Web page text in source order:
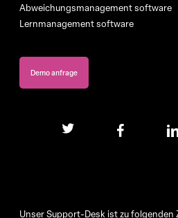
Abweichungsmanagement software
Lernmanagement software
Demo anfrage
twitter facebook
Unser Support-Desk ist zu folgenden